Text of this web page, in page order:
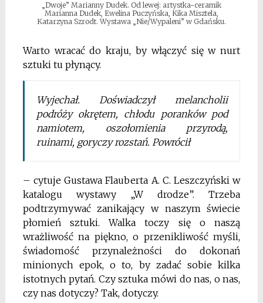
„Dwoje” Marianny Dudek. Od lewej: artystka-ceramik
Marianna Dudek, Ewelina Puczyńska, Kika Misztela,
Katarzyna Szrodt. Wystawa „Nie/Wypaleni” w Gdańsku.
Warto wracać do kraju, by włączyć się w nurt
sztuki tu płynący.
Wyjechał. Doświadczył melancholii
podróży okrętem, chłodu poranków pod
namiotem, oszołomienia przyrodą,
ruinami, goryczy rozstań. Powrócił
– cytuje Gustawa Flauberta A. C. Leszczyński w
katalogu wystawy „W drodze”. Trzeba
podtrzymywać zanikający w naszym świecie
płomień sztuki. Walka toczy się o naszą
wrażliwość na piękno, o przenikliwość myśli,
świadomość przynależności do dokonań
minionych epok, o to, by zadać sobie kilka
istotnych pytań. Czy sztuka mówi do nas, o nas,
czy nas dotyczy? Tak, dotyczy.